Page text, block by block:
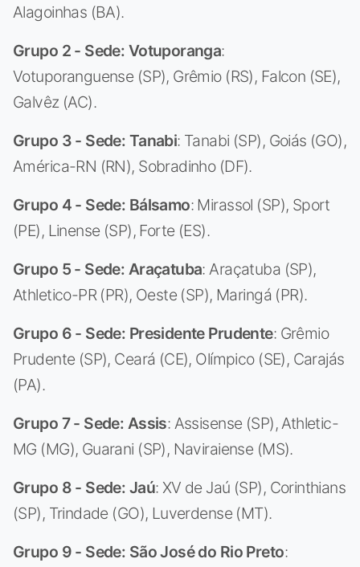
Alagoinhas (BA).
Grupo 2 - Sede: Votuporanga:
Votuporanguense (SP), Grêmio (RS), Falcon (SE),
Galvêz (AC).
Grupo 3 - Sede: Tanabi: Tanabi (SP), Goiás (GO),
América-RN (RN), Sobradinho (DF).
Grupo 4 - Sede: Bálsamo: Mirassol (SP), Sport
(PE), Linense (SP), Forte (ES).
Grupo 5 - Sede: Araçatuba: Araçatuba (SP),
Athletico-PR (PR), Oeste (SP), Maringá (PR).
Grupo 6 - Sede: Presidente Prudente: Grêmio
Prudente (SP), Ceará (CE), Olímpico (SE), Carajás
(PA).
Grupo 7 - Sede: Assis: Assisense (SP), Athletic-
MG (MG), Guarani (SP), Naviraiense (MS).
Grupo 8 - Sede: Jaú: XV de Jaú (SP), Corinthians
(SP), Trindade (GO), Luverdense (MT).
Grupo 9 - Sede: São José do Rio Preto: